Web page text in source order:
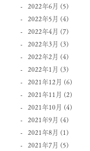
2022年6月 (5)
2022年5月 (4)
2022年4月 (7)
2022年3月 (3)
2022年2月 (4)
2022年1月 (3)
2021年12月 (6)
2021年11月 (2)
2021年10月 (4)
2021年9月 (4)
2021年8月 (1)
2021年7月 (5)